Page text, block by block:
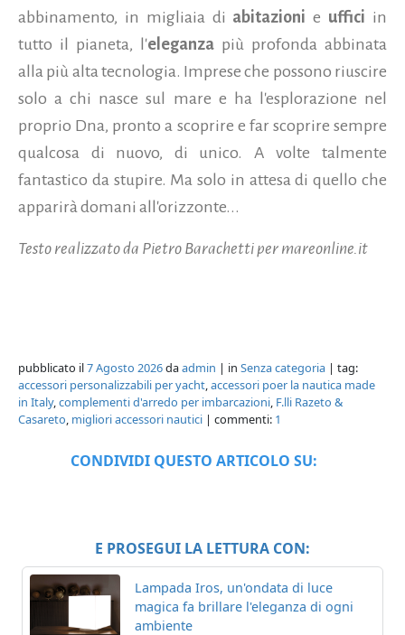
abbinamento, in migliaia di abitazioni e uffici in
tutto il pianeta, l'eleganza più profonda abbinata
alla più alta tecnologia. Imprese che possono riuscire
solo a chi nasce sul mare e ha l'esplorazione nel
proprio Dna, pronto a scoprire e far scoprire sempre
qualcosa di nuovo, di unico. A volte talmente
fantastico da stupire. Ma solo in attesa di quello che
apparirà domani all'orizzonte...
Testo realizzato da Pietro Barachetti per mareonline.it
pubblicato il7 Agosto 2026daadmin | in Senza categoria | tag:
accessori personalizzabili per yacht accessori poer la nautica made
in Italy, complementi d'arredo per imbarcazioni F.lli Razeto &
Casareto migliori accessori nautici | commenti: 1
CONDIVIDI QUESTO ARTICOLO SU:
E PROSEGUI LA LETTURA CON:
Lampada Iros, un'ondata di luce
magica fa brillare l'eleganza di ogni
ambiente